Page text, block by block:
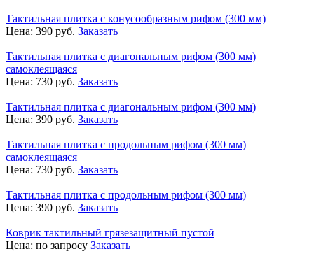
Тактильная плитка с конусообразным рифом (300 мм)
Цена: 390 руб. Заказать
Тактильная плитка с диагональным рифом (300 мм)
самоклеящаяся
Цена: 730 руб. Заказать
Тактильная плитка с диагональным рифом (300 мм)
Цена: 390 руб. Заказать
Тактильная плитка с продольным рифом (300 мм)
самоклеящаяся
Цена: 730 руб. Заказать
Тактильная плитка с продольным рифом (300 мм)
Цена: 390 руб. Заказать
Коврик тактильный грязезащитный пустой
Цена: по запросу Заказать